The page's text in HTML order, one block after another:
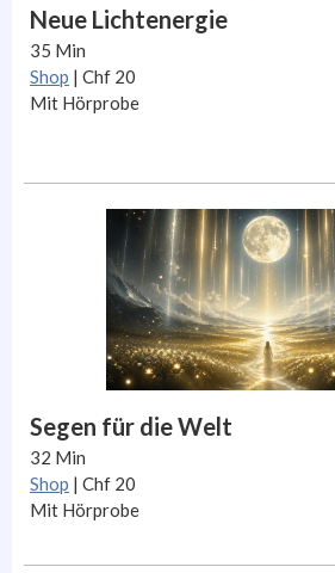
Neue Lichtenergie
35 Min
Shop | Chf 20
Mit Hörprobe
Segen für die Welt
32 Min
Shop | Chf 20
Mit Hörprobe